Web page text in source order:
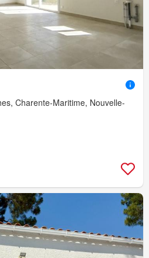
Charente-Maritime, Nouvelle-